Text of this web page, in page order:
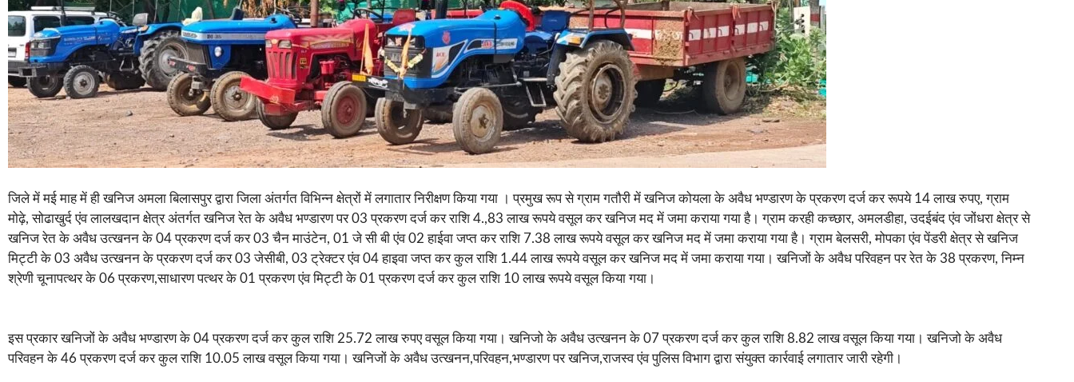
जिले में मई माह में ही खनिज अमला बिलासपुर द्वारा जिला अंतर्गत विभिन्न क्षेत्रों में लगातार निरीक्षण किया गया । प्रमुख रूप से ग्राम गतौरी में खनिज कोयला के अवैध भण्डारण के प्रकरण दर्ज कर रूपये 14 लाख रुपए, ग्राम
मोढ़े, सोढाखुर्द एंव लालखदान क्षेत्र अंतर्गत खनिज रेत के अवैध भण्डारण पर 03 प्रकरण दर्ज कर राशि 4.,83 लाख रूपये वसूल कर खनिज मद में जमा कराया गया है। ग्राम करही कच्छार, अमलडीहा, उदईबंद एंव जोंधरा क्षेत्र से
खनिज रेत के अवैध उत्खनन के 04 प्रकरण दर्ज कर 03 चैन माउंटेन, 01 जे सी बी एंव 02 हाईवा जप्त कर राशि 7.38 लाख रूपये वसूल कर खनिज मद में जमा कराया गया है। ग्राम बेलसरी, मोपका एंव पेंडरी क्षेत्र से खनिज
मिट्टी के 03 अवैध उत्खनन के प्रकरण दर्ज कर 03 जेसीबी, 03 ट्रेक्टर एंव 04 हाइवा जप्त कर कुल राशि 1.44 लाख रूपये वसूल कर खनिज मद में जमा कराया गया। खनिजों के अवैध परिवहन पर रेत के 38 प्रकरण, निम्न
श्रेणी चूनापत्थर के 06 प्रकरण,साधारण पत्थर के 01 प्रकरण एंव मिट्टी के 01 प्रकरण दर्ज कर कुल राशि 10 लाख रूपये वसूल किया गया।
इस प्रकार खनिजों के अवैध भण्डारण के 04 प्रकरण दर्ज कर कुल राशि 25.72 लाख रुपए वसूल किया गया। खनिजो के अवैध उत्खनन के 07 प्रकरण दर्ज कर कुल राशि 8.82 लाख वसूल किया गया। खनिजो के अवैध
परिवहन के 46 प्रकरण दर्ज कर कुल राशि 10.05 लाख वसूल किया गया। खनिजों के अवैध उत्खनन,परिवहन,भण्डारण पर खनिज,राजस्व एंव पुलिस विभाग द्वारा संयुक्त कार्रवाई लगातार जारी रहेगी।